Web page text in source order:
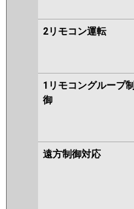
2リモコン運転
1リモコングループ制
御
遠方制御対応